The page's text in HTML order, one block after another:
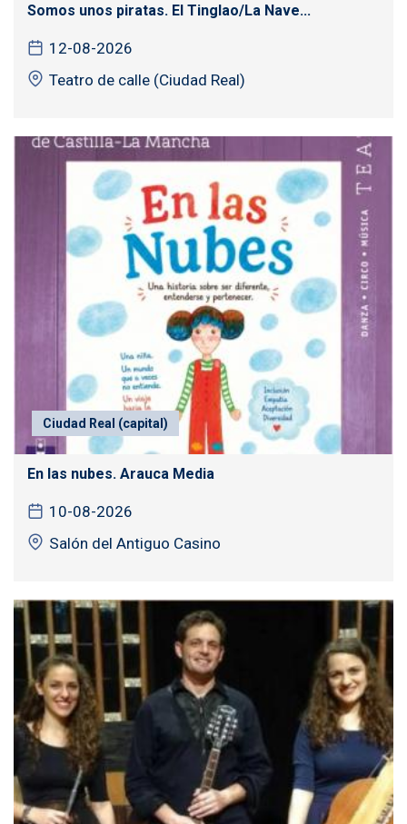
Somos unos piratas. El Tinglao/La Nave...
12-08-2026
Teatro de calle (Ciudad Real)
Ciudad Real (capital)
En las nubes. Arauca Media
10-08-2026
Salón del Antiguo Casino